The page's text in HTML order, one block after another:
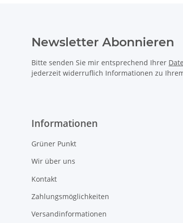
Newsletter Abonnieren
Bitte senden Sie mir entsprechend Ihrer
jederzeit widerruflich Informationen zu
Informationen
Grüner Punkt
Wir über uns
Kontakt
Zahlungsmöglichkeiten
Versandinformationen